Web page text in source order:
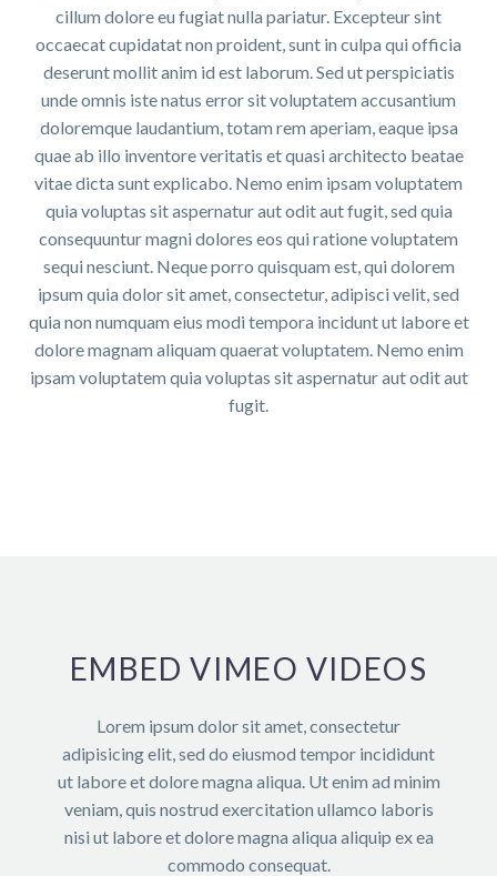
cillum dolore eu fugiat nulla pariatur. Excepteur sint
occaecat cupidatat non proident, sunt in culpa qui officia
deserunt mollit anim id est laborum. Sed ut perspiciatis
unde omnis iste natus error sit voluptatem accusantium
doloremque laudantium, totam rem aperiam, eaque ipsa
quae ab illo inventore veritatis et quasi architecto beatae
vitae dicta sunt explicabo. Nemo enim ipsam voluptatem
quia voluptas sit aspernatur aut odit aut fugit, sed quia
consequuntur magni dolores eos qui ratione voluptatem
sequi nesciunt. Neque porro quisquam est, qui dolorem
ipsum quia dolor sit amet, consectetur, adipisci velit, sed
quia non numquam eius modi tempora incidunt ut labore et
dolore magnam aliquam quaerat voluptatem. Nemo enim
ipsam voluptatem quia voluptas sit aspernatur aut odit aut
fugit.
EMBED VIMEO VIDEOS
Lorem ipsum dolor sit amet, consectetur
adipisicing elit, sed do eiusmod tempor incididunt
ut labore et dolore magna aliqua. Ut enim ad minim
veniam, quis nostrud exercitation ullamco laboris
nisi ut labore et dolore magna aliqua aliquip ex ea
commodo consequat.